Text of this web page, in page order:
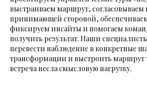
выстраиваем маршрут, согласовываем
принимающей стороной,
фиксируем инсайты и помогаем
получить результат. Наши
перевести наблюдение в конкретные
трансформации и выстроить маршрут
встреча несла смысловую нагрузку.